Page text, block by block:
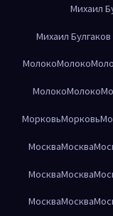
Михаил
Михаил
МолокоМолоко
МолокоМолоко
МорковьМорковь
МоскваМосква
МоскваМосква
МоскваМосква